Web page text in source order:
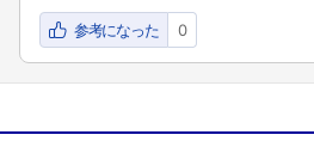
参考になった 0